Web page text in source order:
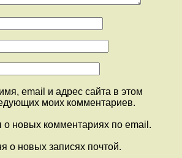
email и адрес сайта в этом
моих комментариев.
о новых комментариях по email.
о новых записях почтой.